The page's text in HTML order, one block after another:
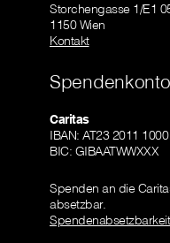
Storchengasse 1/E1
1150 Wien
Kontakt
Spendenkonto
Caritas
IBAN: AT23 2011
BIC: GIBAATWWXXX
Spenden an die
absetzbar.